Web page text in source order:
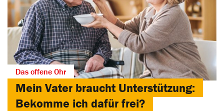
Das offene Ohr
Mein Vater braucht Unterstützung:
Bekomme ich dafür frei?